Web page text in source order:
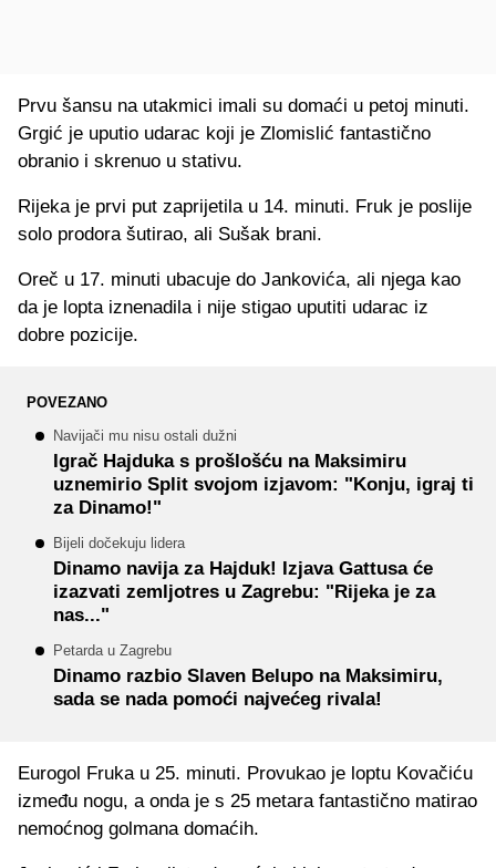
Prvu šansu na utakmici imali su domaći u petoj minuti.
Grgić je uputio udarac koji je Zlomislić fantastično
obranio i skrenuo u stativu.
Rijeka je prvi put zaprijetila u 14. minuti. Fruk je poslije
solo prodora šutirao, ali Sušak brani.
Oreč u 17. minuti ubacuje do Jankovića, ali njega kao
da je lopta iznenadila i nije stigao uputiti udarac iz
dobre pozicije.
POVEZANO
Navijači mu nisu ostali dužni
Igrač Hajduka s prošlošću na Maksimiru
uznemirio Split svojom izjavom: "Konju, igraj ti
za Dinamo!"
Bijeli dočekuju lidera
Dinamo navija za Hajduk! Izjava Gattusa će
izazvati zemljotres u Zagrebu: "Rijeka je za
nas..."
Petarda u Zagrebu
Dinamo razbio Slaven Belupo na Maksimiru,
sada se nada pomoći najvećeg rivala!
Eurogol Fruka u 25. minuti. Provukao je loptu Kovačiću
između nogu, a onda je s 25 metara fantastično matirao
nemoćnog golmana domaćih.